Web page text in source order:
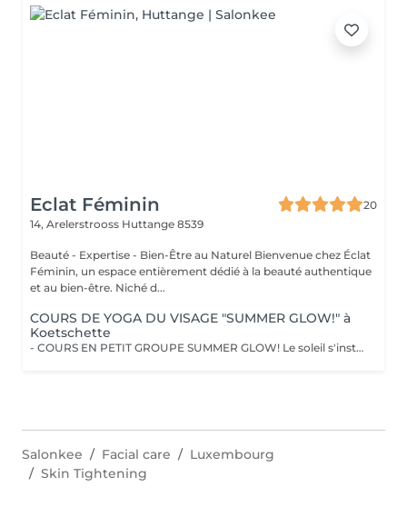
Eclat Féminin
20
14, Arelerstrooss Huttange 8539
Beauté - Expertise - Bien-Être au Naturel Bienvenue chez Éclat
Féminin, un espace entièrement dédié à la beauté authentique
et au bien-être. Niché d...
COURS DE YOGA DU VISAGE "SUMMER GLOW!" à
Koetschette
- COURS EN PETIT GROUPE SUMMER GLOW! Le soleil s'installe et si c'était le moment parfait pour sublimer votre beauté naturelle ? Vivez l'expérience unique du Face Yoga en petit groupe, dans une atmosphère douce et bienveillante. Ces séances vous permettent de découvrir la pratique pas à pas, d'apprendre les techniques essentielles et de profiter d'un moment de détente partagé dans l'énergie estivale. Un espace pour ralentir, relâcher les tensions et laisser votre beauté naturelle s'épanouir avec grâce. !!! LIEU !!! Centre scolaire et sportif de Koetschette (Salle au 1er étage de la piscine) Horaires : Lundi : 17h3018h30 / 18h3019h30 Mardi : 09h3010h30 / 10h3011h30 - Petits groupes de 8 à 10 personnes pour un accompagnement plus personnalisé. - Priorité de réservation accordée aux personnes abonnées. Découvrez l'ensemble de mes rituels et prestations exclusives sur: www.eclat-feminin.lu - SCROLLER VERS LE HAUT - DESCRIPTION -
Salonkee Facial care
Luxembourg
Skin Tightening